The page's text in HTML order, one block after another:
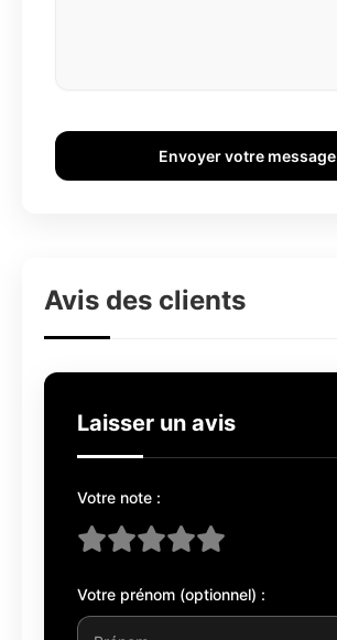
Envoyer votre message
Avis des clients
Laisser un avis
Votre note :
Votre prénom (optionnel) :